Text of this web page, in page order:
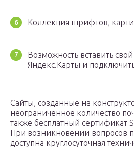
Коллекция шрифтов,
Возможность вставить
Яндекс.Карты и
Сайты, созданные на
неограниченное количество
также бесплатный сертификат
При возникновении вопросов
доступна круглосуточная